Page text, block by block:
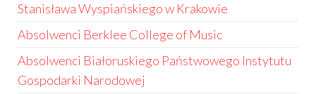
Stanisława Wyspiańskiego w Krakowie
Absolwenci Berklee College of Music
Absolwenci Białoruskiego Państwowego Instytutu
Gospodarki Narodowej